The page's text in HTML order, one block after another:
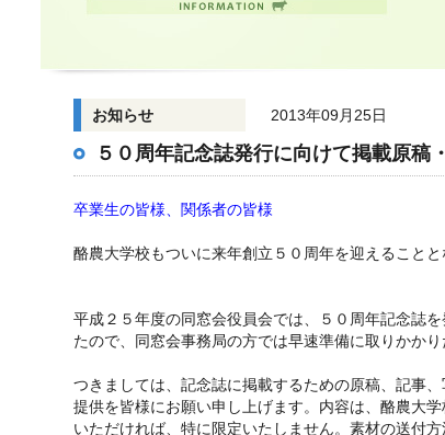
お知らせ 2013年09月25日
５０周年記念誌発行に向けて掲載原稿
卒業生の皆様、関係者の皆様
酪農大学校もついに来年創立５０周年を迎えることと
平成２５年度の同窓会役員会では、５０周年記念誌
たので、同窓会事務局の方では早速準備に取りかかり
つきましては、記念誌に掲載するための原稿、記事
提供を皆様にお願い申し上げます。内容は、酪農大
いただければ、特に限定いたしません。素材の送付